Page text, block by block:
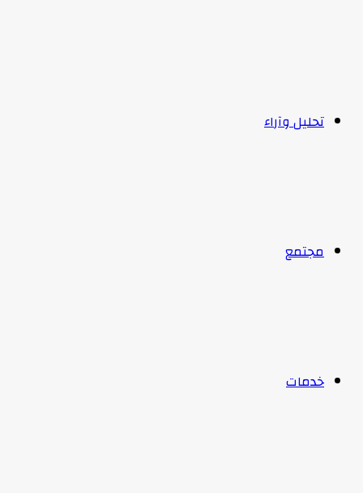
تحليل وآراء
مجتمع
خدمات